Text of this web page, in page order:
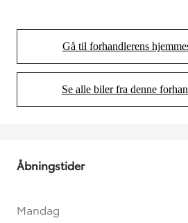
Gå til forhandlerens
(Opens in
Se alle biler fra denne
(Opens in
Åbningstider
Mandag